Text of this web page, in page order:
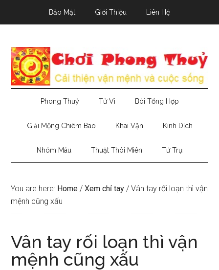
Bảo Mật Giới Thiệu Liên Hệ
Phong Thuỷ Tử Vi Bói Tổng Hợp
Giải Mộng Chiêm Bao Khai Vận Kinh Dịch
Nhóm Máu Thuật Thôi Miên Tứ Trụ
You are here: Home / Xem chỉ tay / Vân tay rối loạn thì vận
mệnh cũng xấu
Vân tay rối loạn thì vận
mệnh cũng xấu